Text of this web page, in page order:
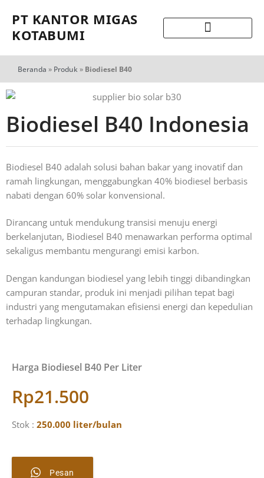
PT KANTOR MIGAS
KOTABUMI
Beranda » Produk » Biodiesel B40
Biodiesel B40 Indonesia
Biodiesel B40 adalah solusi bahan bakar yang inovatif dan
ramah lingkungan, menggabungkan 40% biodiesel berbasis
nabati dengan 60% solar konvensional.
Dirancang untuk mendukung transisi menuju energi
berkelanjutan, Biodiesel B40 menawarkan performa optimal
sekaligus membantu mengurangi emisi karbon.
Dengan kandungan biodiesel yang lebih tinggi dibandingkan
campuran standar, produk ini menjadi pilihan tepat bagi
industri yang mengutamakan efisiensi energi dan kepedulian
terhadap lingkungan.
Harga Biodiesel B40 Per Liter
Rp21.500
Stok : 250.000 liter/bulan
Pesan